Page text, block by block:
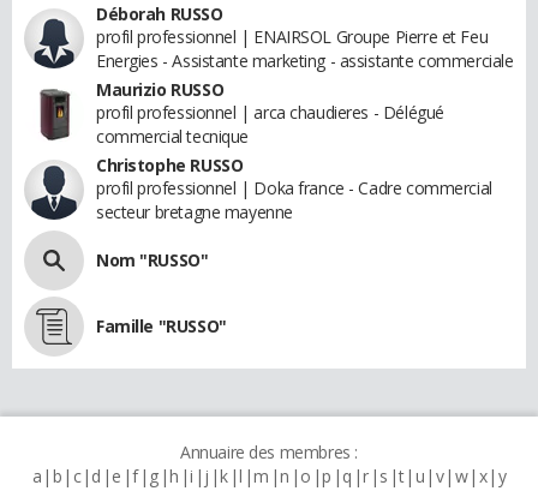
Déborah RUSSO
profil professionnel | ENAIRSOL Groupe Pierre et Feu
Energies - Assistante marketing - assistante commerciale
Maurizio RUSSO
profil professionnel | arca chaudieres - Délégué
commercial tecnique
Christophe RUSSO
profil professionnel | Doka france - Cadre commercial
secteur bretagne mayenne
Nom "RUSSO"
Famille "RUSSO"
Annuaire des membres :
a b c d e f g h i j k l m n o p q r s t u v w x y